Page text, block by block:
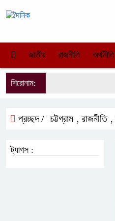
জাতীয় রাজনীতি অর্থনীতি
শিরোনাম:
প্রচ্ছদ / চট্টগ্রাম , রাজনীতি ,
ট্যাগস :